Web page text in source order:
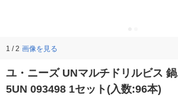
1 / 2 画像を見る
ユ・ニーズ UNマルチドリルビス
5UN 093498 1セット(入数:96本)